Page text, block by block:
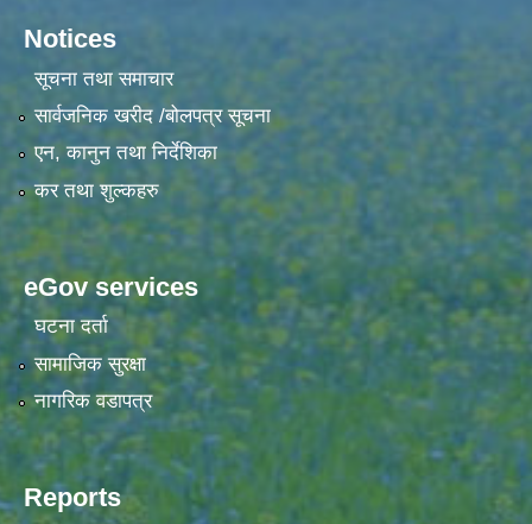
Notices
सूचना तथा समाचार
सार्वजनिक खरीद /बोलपत्र सूचना
एन, कानुन तथा निर्देशिका
कर तथा शुल्कहरु
eGov services
घटना दर्ता
सामाजिक सुरक्षा
नागरिक वडापत्र
Reports